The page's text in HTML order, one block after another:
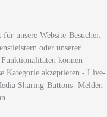
unsere Website-Besucher.
oder unserer
können
Kategorie akzeptieren.- Live-
Sharing-Buttons- Melden